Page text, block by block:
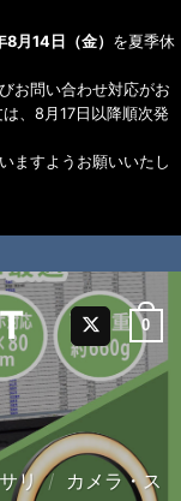
月14日（金） を夏季休
お問い合わせ対応がお
、8月17日以降順次発
ますようお願いいたし
0
リ / カメラ・ス